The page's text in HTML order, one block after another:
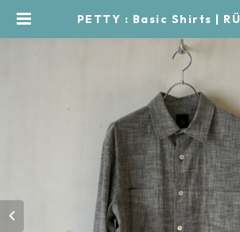
PETTY : Basic Shirts |